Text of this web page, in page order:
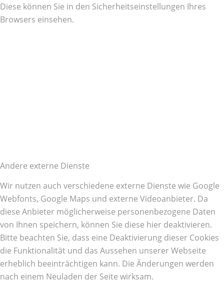
Diese können Sie in den Sicherheitseinstellungen Ihres
Browsers einsehen.
Andere externe Dienste
Wir nutzen auch verschiedene externe Dienste wie Google
Webfonts, Google Maps und externe Videoanbieter. Da
diese Anbieter möglicherweise personenbezogene Daten
von Ihnen speichern, können Sie diese hier deaktivieren.
Bitte beachten Sie, dass eine Deaktivierung dieser Cookies
die Funktionalität und das Aussehen unserer Webseite
erheblich beeinträchtigen kann. Die Änderungen werden
nach einem Neuladen der Seite wirksam.